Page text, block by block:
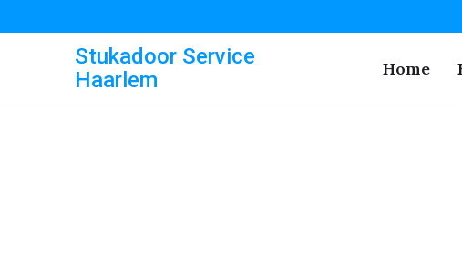
Stukadoor Service
Haarlem
Home